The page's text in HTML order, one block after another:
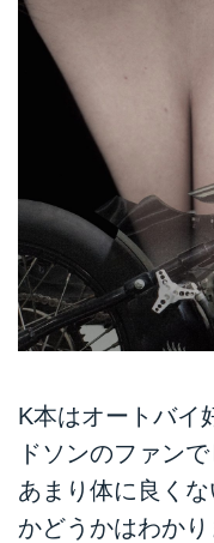
K本はオートバイ
ドソンのファン
あまり体に良く
かどうかはわかり